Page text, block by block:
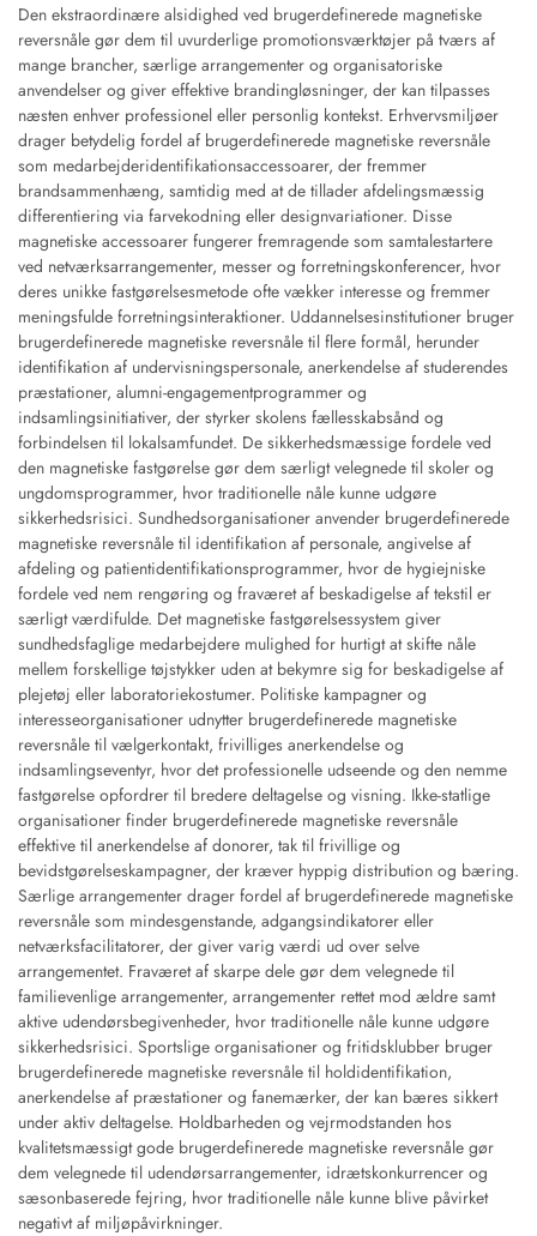
Den ekstraordinære alsidighed ved brugerdefinerede magnetiske
reversnåle gør dem til uvurderlige promotionsværktøjer på tværs af
mange brancher, særlige arrangementer og organisatoriske
anvendelser og giver effektive brandingløsninger, der kan tilpasses
næsten enhver professionel eller personlig kontekst. Erhvervsmiljøer
drager betydelig fordel af brugerdefinerede magnetiske reversnåle
som medarbejderidentifikationsaccessoarer, der fremmer
brandsammenhæng, samtidig med at de tillader afdelingsmæssig
differentiering via farvekodning eller designvariationer. Disse
magnetiske accessoarer fungerer fremragende som samtalestartere
ved netværksarrangementer, messer og forretningskonferencer, hvor
deres unikke fastgørelsesmetode ofte vækker interesse og fremmer
meningsfulde forretningsinteraktioner. Uddannelsesinstitutioner bruger
brugerdefinerede magnetiske reversnåle til flere formål, herunder
identifikation af undervisningspersonale, anerkendelse af studerendes
præstationer, alumni-engagementprogrammer og
indsamlingsinitiativer, der styrker skolens fællesskabsånd og
forbindelsen til lokalsamfundet. De sikkerhedsmæssige fordele ved
den magnetiske fastgørelse gør dem særligt velegnede til skoler og
ungdomsprogrammer, hvor traditionelle nåle kunne udgøre
sikkerhedsrisici. Sundhedsorganisationer anvender brugerdefinerede
magnetiske reversnåle til identifikation af personale, angivelse af
afdeling og patientidentifikationsprogrammer, hvor de hygiejniske
fordele ved nem rengøring og fraværet af beskadigelse af tekstil er
særligt værdifulde. Det magnetiske fastgørelsessystem giver
sundhedsfaglige medarbejdere mulighed for hurtigt at skifte nåle
mellem forskellige tøjstykker uden at bekymre sig for beskadigelse af
plejetøj eller laboratoriekostumer. Politiske kampagner og
interesseorganisationer udnytter brugerdefinerede magnetiske
reversnåle til vælgerkontakt, frivilliges anerkendelse og
indsamlingseventyr, hvor det professionelle udseende og den nemme
fastgørelse opfordrer til bredere deltagelse og visning. Ikke-statlige
organisationer finder brugerdefinerede magnetiske reversnåle
effektive til anerkendelse af donorer, tak til frivillige og
bevidstgørelseskampagner, der kræver hyppig distribution og bæring.
Særlige arrangementer drager fordel af brugerdefinerede magnetiske
reversnåle som mindesgenstande, adgangsindikatorer eller
netværksfacilitatorer, der giver varig værdi ud over selve
arrangementet. Fraværet af skarpe dele gør dem velegnede til
familievenlige arrangementer, arrangementer rettet mod ældre samt
aktive udendørsbegivenheder, hvor traditionelle nåle kunne udgøre
sikkerhedsrisici. Sportslige organisationer og fritidsklubber bruger
brugerdefinerede magnetiske reversnåle til holdidentifikation,
anerkendelse af præstationer og fanemærker, der kan bæres sikkert
under aktiv deltagelse. Holdbarheden og vejrmodstanden hos
kvalitetsmæssigt gode brugerdefinerede magnetiske reversnåle gør
dem velegnede til udendørsarrangementer, idrætskonkurrencer og
sæsonbaserede fejring, hvor traditionelle nåle kunne blive påvirket
negativt af miljøpåvirkninger.